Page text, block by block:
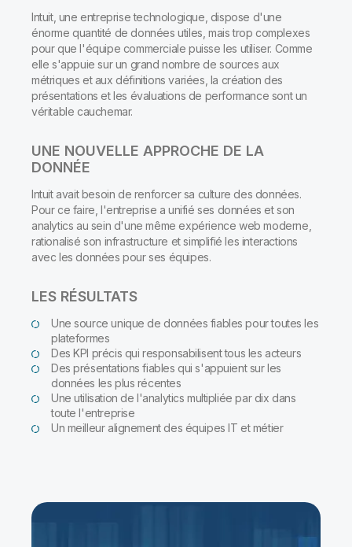
Intuit, une entreprise technologique, dispose d'une
énorme quantité de données utiles, mais trop complexes
pour que l'équipe commerciale puisse les utiliser. Comme
elle s'appuie sur un grand nombre de sources aux
métriques et aux définitions variées, la création des
présentations et les évaluations de performance sont un
véritable cauchemar.
UNE NOUVELLE APPROCHE DE LA
DONNÉE
Intuit avait besoin de renforcer sa culture des données.
Pour ce faire, l'entreprise a unifié ses données et son
analytics au sein d'une même expérience web moderne,
rationalisé son infrastructure et simplifié les interactions
avec les données pour ses équipes.
LES RÉSULTATS
Une source unique de données fiables pour toutes les
plateformes
Des KPI précis qui responsabilisent tous les acteurs
Des présentations fiables qui s'appuient sur les
données les plus récentes
Une utilisation de l'analytics multipliée par dix dans
toute l'entreprise
Un meilleur alignement des équipes IT et métier